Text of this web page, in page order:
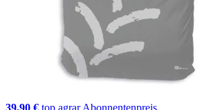
39,90 € top agrar Abonnentenpreis